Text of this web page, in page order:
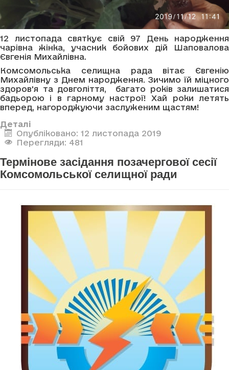
12 листопада святкує свій 97 День народження
чарівна жінка, учасник бойових дій Шаповалова
Євгенія Михайлівна.
Комсомольська селищна рада вітає Євгенію
Михайлівну з Днем народження. Зичимо їй міцного
здоров'я та довголіття, багато років залишатися
бадьорою і в гарному настрої! Хай роки летять
вперед, нагороджуючи заслуженим щастям!
Деталі
Опубліковано: 12 листопада 2019
Перегляди: 481
Термінове засідання позачергової сесії
Комсомольської селищної ради